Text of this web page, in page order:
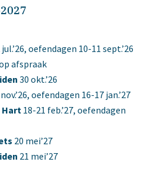
oefendagen 10-11 sept.’26
afspraak
30 okt.’26
oefendagen 16-17 jan.’27
Hart 18-21 feb.’27, oefendagen
20 mei’27
21 mei’27